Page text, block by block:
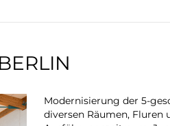
Modernisierung der 5-
diversen Räumen, Fluren